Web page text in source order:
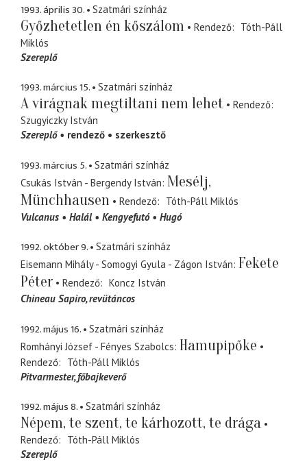
1993. április 30. Szatmári színház
Győzhetetlen én kőszálom Rendező
Tóth-Páll
Miklós
Szereplő
1993. március 15. Szatmári színház
A virágnak megtiltani nem lehet
Rendező
Szugyiczky István
Szereplő
rendező szerkesztő
1993. március 5.
Szatmári színház
Csukás István - Bergendy István Mesélj,
Münchhausen
Rendező
Tóth-Páll Miklós
Vulcanus
Halál Kengyefutó Hugó
1992. október 9.
Szatmári színház
Eisemann Mihály - Somogyi Gyula - Zágon István Fekete
Péter
Rendező
Koncz István
Chineau Sapiro revütáncos
1992. május 16.
Szatmári színház
Romhányi József - Fényes Szabolcs Hamupipőke
Rendező
Tóth-Páll Miklós
Pitvarmester főbajkeverő
1992. május 8. Szatmári színház
Népem, te szent, te kárhozott, te drága
Rendező
Tóth-Páll Miklós
Szereplő